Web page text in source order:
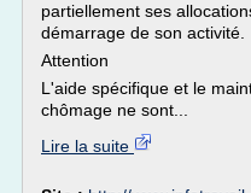
partiellement ses
démarrage de son activité.
Attention
L'aide spécifique et le
chômage ne sont...
Lire la suite